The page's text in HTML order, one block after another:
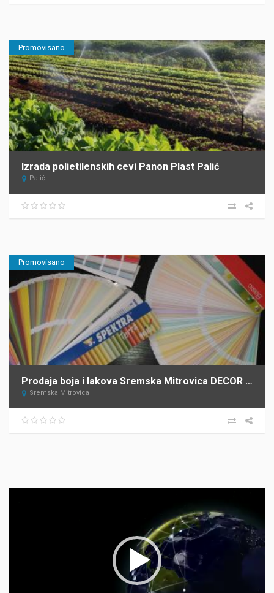
Promovisano
Izrada polietilenskih cevi Panon Plast Palić
Palić
Promovisano
Prodaja boja i lakova Sremska Mitrovica DECOR STORE
Sremska Mitrovica